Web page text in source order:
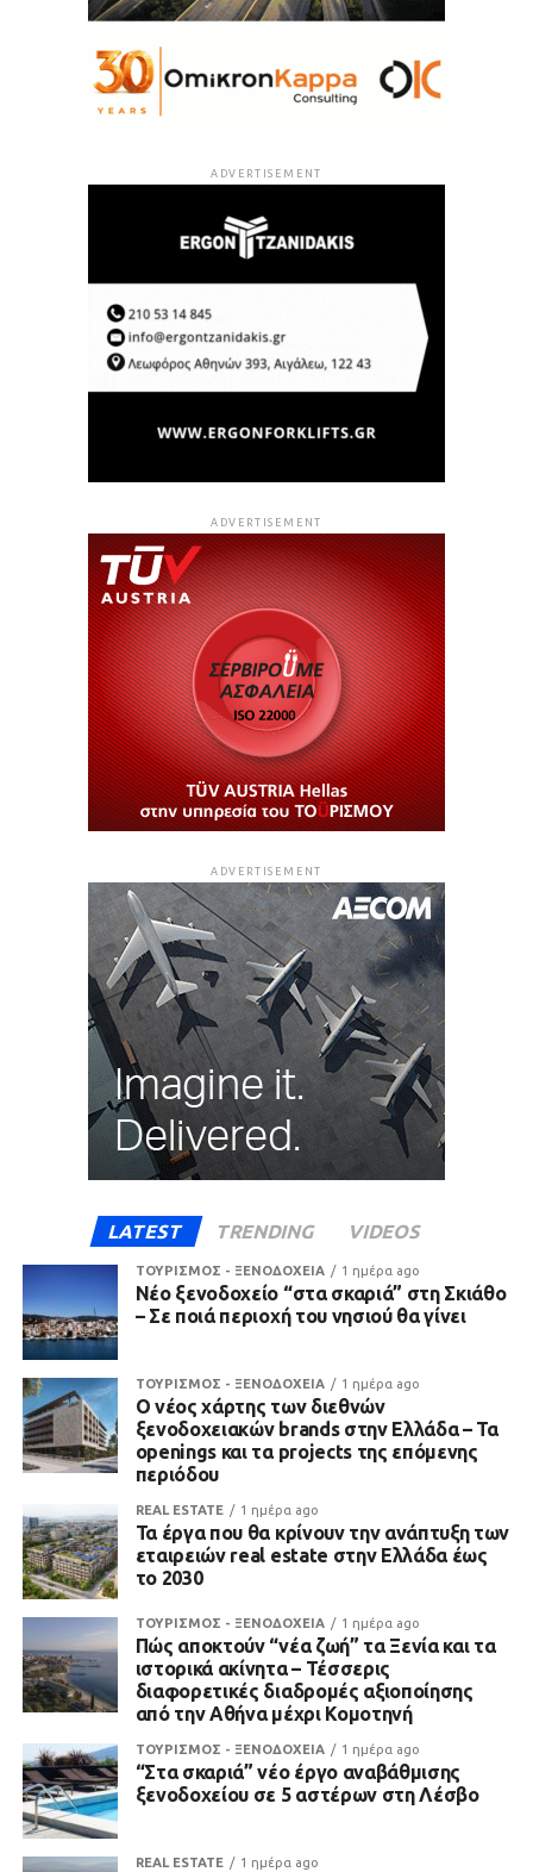
ADVERTISEMENT
ADVERTISEMENT
ADVERTISEMENT
LATEST TRENDING VIDEOS
ΤΟΥΡΙΣΜΟΣ - ΞΕΝΟΔΟΧΕΙΑ 1 ημέρα ago
Νέο ξενοδοχείο “στα σκαριά” στη Σκιάθο
– Σε ποιά περιοχή του νησιού θα γίνει
ΤΟΥΡΙΣΜΟΣ - ΞΕΝΟΔΟΧΕΙΑ 1 ημέρα ago
Ο νέος χάρτης των διεθνών
ξενοδοχειακών brands στην Ελλάδα – Τα
openings και τα projects της επόμενης
περιόδου
REAL ESTATE 1 ημέρα ago
Τα έργα που θα κρίνουν την ανάπτυξη των
εταιρειών real estate στην Ελλάδα έως
το 2030
ΤΟΥΡΙΣΜΟΣ - ΞΕΝΟΔΟΧΕΙΑ 1 ημέρα ago
Πώς αποκτούν “νέα ζωή” τα Ξενία και τα
ιστορικά ακίνητα – Τέσσερις
διαφορετικές διαδρομές αξιοποίησης
από την Αθήνα μέχρι Κομοτηνή
ΤΟΥΡΙΣΜΟΣ - ΞΕΝΟΔΟΧΕΙΑ 1 ημέρα ago
“Στα σκαριά” νέο έργο αναβάθμισης
ξενοδοχείου σε 5 αστέρων στη Λέσβο
REAL ESTATE 1 ημέρα ago